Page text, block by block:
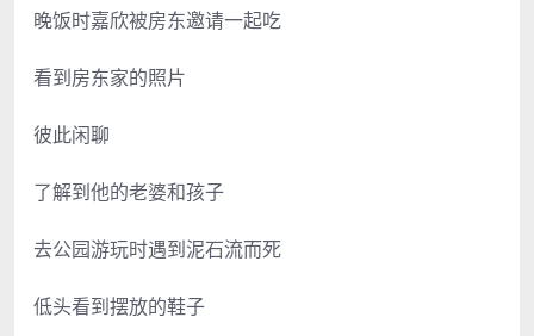
晚饭时嘉欣被房东邀请一起吃
看到房东家的照片
彼此闲聊
了解到他的老婆和孩子
去公园游玩时遇到泥石流而死
低头看到摆放的鞋子